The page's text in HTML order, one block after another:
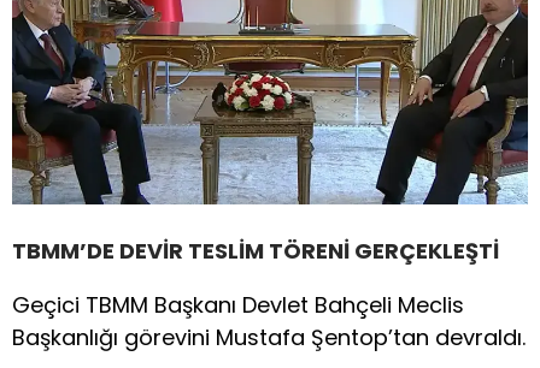
TBMM’DE DEVİR TESLİM TÖRENİ GERÇEKLEŞTİ
Geçici TBMM Başkanı Devlet Bahçeli Meclis
Başkanlığı görevini Mustafa Şentop’tan devraldı.